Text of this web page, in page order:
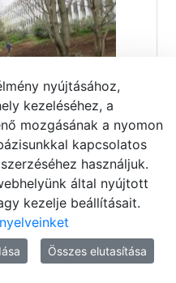
nyújtásához,
kezeléséhez, a
mozgásának a nyomon
kapcsolatos
használjuk.
által nyújtott
kezelje beállításait.
Összes elutasítása